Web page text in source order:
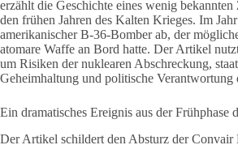
erzählt die Geschichte eines wenig
den frühen Jahren des Kalten Krieges. Im
amerikanischer B-36-Bomber ab, der
atomare Waffe an Bord hatte. Der Artikel
um Risiken der nuklearen Abschreckung,
Geheimhaltung und politische Verantwortung
Ein dramatisches Ereignis aus der Frühphase
Der Artikel schildert den Absturz der Convair